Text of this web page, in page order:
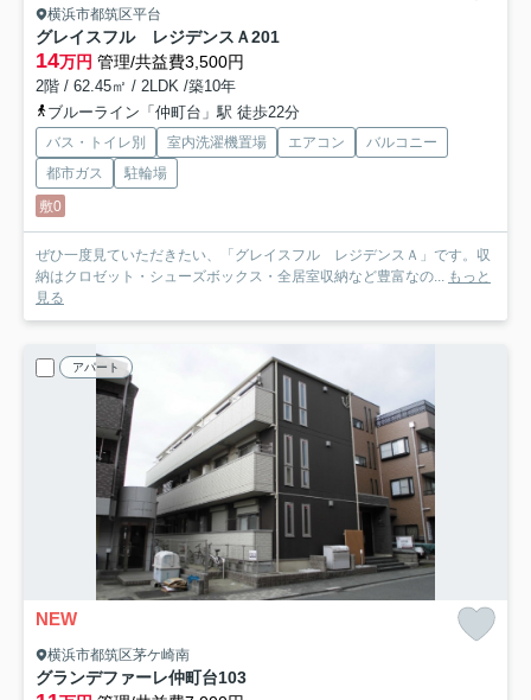
横浜市都筑区平台
グレイスフル レジデンスＡ201
14万円 管理/共益費3,500円
2階 / 62.45㎡ / 2LDK /築10年
ブルーライン「仲町台」駅 徒歩22分
バス・トイレ別 室内洗濯機置場 エアコン
バルコニー
都市ガス
駐輪場
敷0
ぜひ一度見ていただきたい、「グレイスフル レジデンスＡ」です。収
納はクロゼット・シューズボックス・全居室収納など豊富なの... もっと
見る
アパート
NEW
横浜市都筑区茅ケ崎南
グランデファーレ仲町台103